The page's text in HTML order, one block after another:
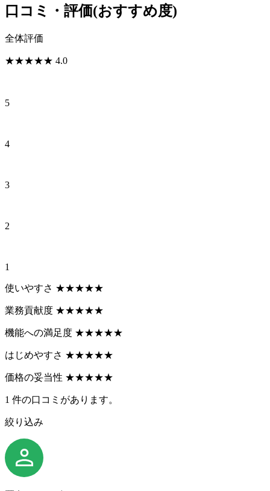
口コミ・評価(おすすめ度)
全体評価
★★★★★ 4.0
5
4
3
2
1
使いやすさ ★★★★★
業務貢献度 ★★★★★
機能への満足度 ★★★★★
はじめやすさ ★★★★★
価格の妥当性 ★★★★★
1 件の口コミがあります。
絞り込み